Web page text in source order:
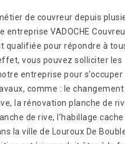
de couvreur depuis
entreprise VADOCHE
qualifiée pour répondre à
vous pouvez solliciter les
entreprise pour s’occuper
comme : le changement
la rénovation planche de
de rive, l’habillage cache
la ville de Louroux De